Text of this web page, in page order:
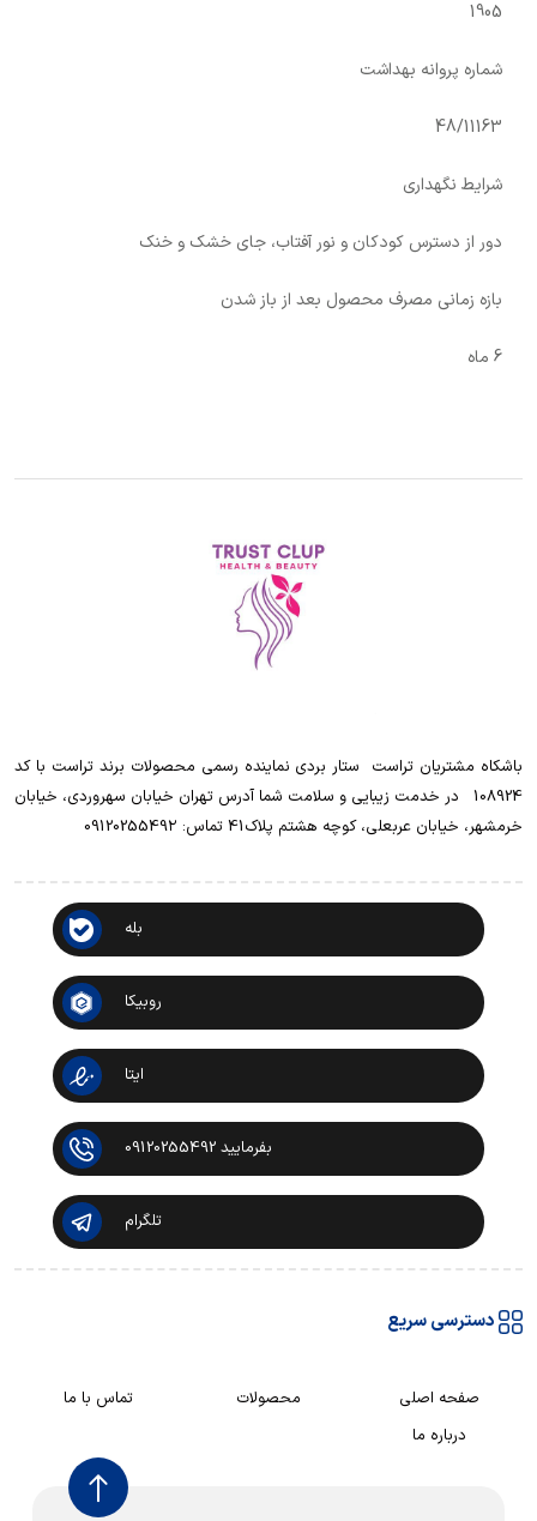
1905
شماره پروانه بهداشت
48/11163
شرایط نگهداری
دور از دسترس کودکان و نور آفتاب، جای خشک و خنک
بازه زمانی مصرف محصول بعد از باز شدن
6 ماه
باشکاه مشتریان تراست ‌ ‌ستار بردی نماینده رسمی محصولات برند تراست با کد
108924 ‌ ‌ در خدمت زیبایی و سلامت شما آدرس تهران خیابان سهروردی، خیابان
خرمشهر، خیابان عربعلی، کوچه هشتم پلاک41 تماس: 0912025549۲
بله
روبیکا
ایتا
بفرمایید 09120255492
تلگرام
دسترسی سریع
صفحه اصلی محصولات
تماس با ما
درباره ما